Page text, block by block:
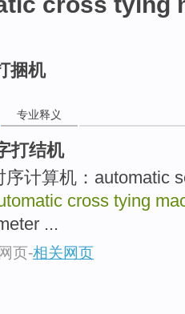
捆机
专业释义
打结机
序计算机：automatic
cross tying
...
页-相关网页